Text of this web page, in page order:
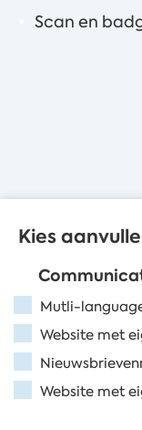
Scan en
Kies
Mutli-
Website met
Website met